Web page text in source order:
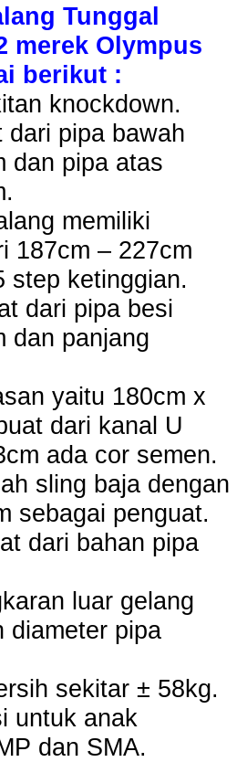
Tunggal
merek Olympus
berikut :
knockdown.
dari pipa bawah
dan pipa atas
memiliki
187cm – 227cm
step ketinggian.
dari pipa besi
dan panjang
yaitu 180cm x
dari kanal U
ada cor semen.
sling baja dengan
sebagai penguat.
dari bahan pipa
luar gelang
diameter pipa
sekitar ± 58kg.
untuk anak
dan SMA.